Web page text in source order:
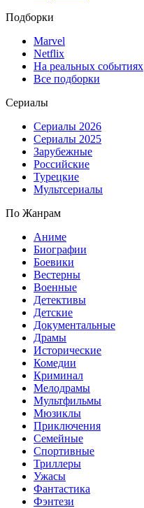
Подборки
Marvel
Netflix
На реальных событиях
Все подборки
Сериалы
Сериалы 2026
Сериалы 2025
Зарубежные
Российские
Турецкие
Мультсериалы
По Жанрам
Аниме
Биографии
Боевики
Вестерны
Военные
Детективы
Детские
Документальные
Драмы
Исторические
Комедии
Криминал
Мелодрамы
Мультфильмы
Мюзиклы
Приключения
Семейные
Спортивные
Триллеры
Ужасы
Фантастика
Фэнтези